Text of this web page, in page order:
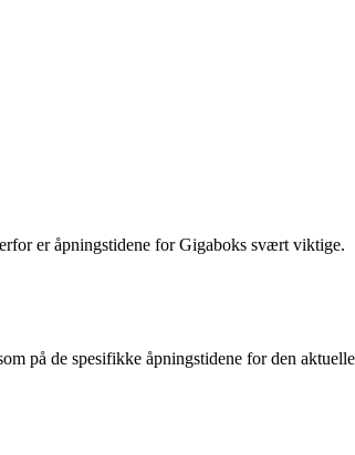
er åpningstidene for Gigaboks svært viktige.
på de spesifikke åpningstidene for den aktuelle